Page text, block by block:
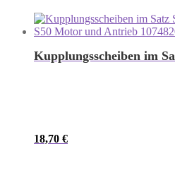
Kupplungsscheiben im
18,70 €